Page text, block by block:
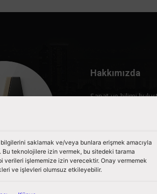
saklamak ve/veya bunlara erişmek amacıyla
teknolojilere izin vermek, bu sitedeki tarama
verileri işlememize izin verecektir. Onay vermemek
ve işlevleri olumsuz etkileyebilir.
Hakkımızda
Sanat ve bilimi
Bizimle iletişime